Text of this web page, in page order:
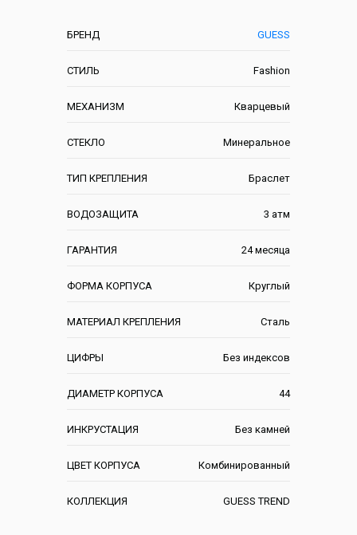
БРЕНД GUESS
СТИЛЬ Fashion
МЕХАНИЗМ Кварцевый
СТЕКЛО Минеральное
ТИП КРЕПЛЕНИЯ Браслет
ВОДОЗАЩИТА 3 атм
ГАРАНТИЯ 24 месяца
ФОРМА КОРПУСА Круглый
МАТЕРИАЛ КРЕПЛЕНИЯ Сталь
ЦИФРЫ Без индексов
ДИАМЕТР КОРПУСА 44
ИНКРУСТАЦИЯ Без камней
ЦВЕТ КОРПУСА Комбинированный
КОЛЛЕКЦИЯ GUESS TREND